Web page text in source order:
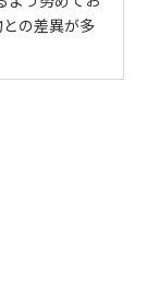
の差異が多